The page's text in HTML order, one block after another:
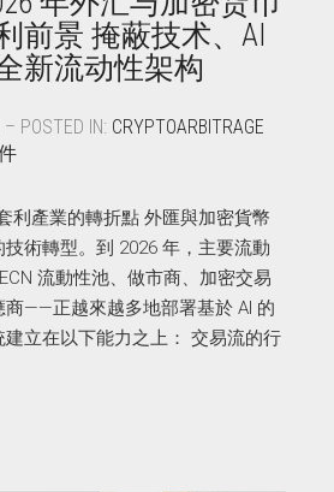
前景 掩蔽技术、AI
新流动性架构
POSTED IN: CRYPTOARBITRAGE
利產業的轉折點 外匯與加密貨幣
術轉型。到 2026 年，主要流動
流動性池、做市商、加密交易
商——正越來越多地部署基於 AI 的
立在以下能力之上： 交易流的行